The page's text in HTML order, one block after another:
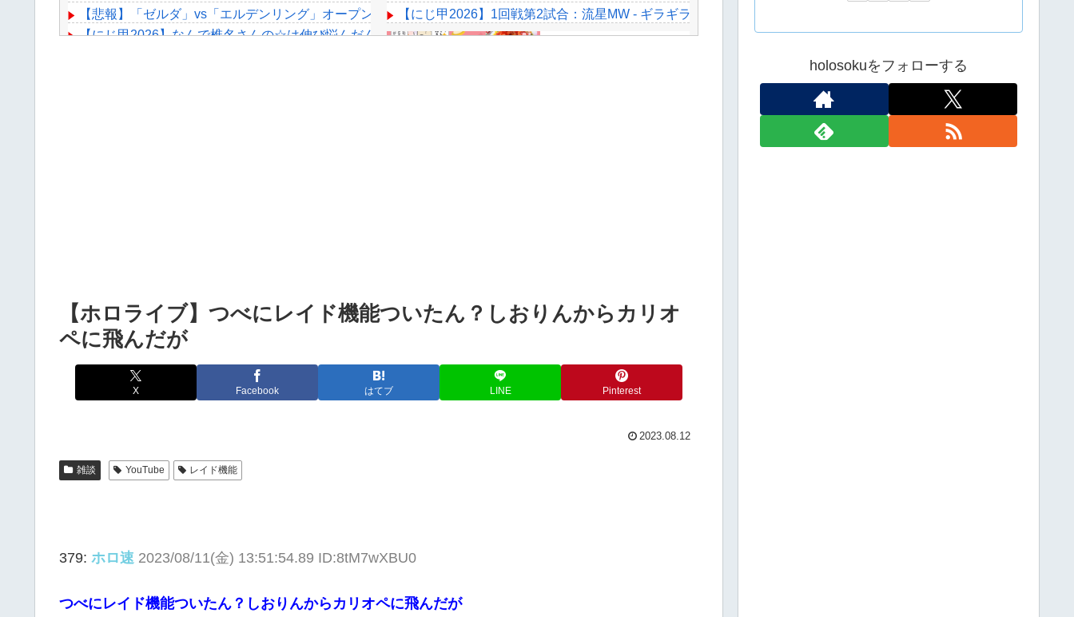
【悲報】「ゼルダ」vs「エルデンリング」オープンワールド議論で大荒れwwwwww
【にじ甲2026】なんで椎名さんの☆は伸び悩んだんや？
【にじ甲2026】1回戦第2試合：流星MW - ギラギラホスト！ミルキーウェイうお
【ホロライブ】つべにレイド機能ついたん？しおりんからカリオ
ペに飛んだが
X Facebook はてブ LINE Pinterest
2023.08.12
雑談 YouTube レイド機能
379: ホロ速 2023/08/11(金) 13:51:54.89 ID:8tM7wXBU0
つべにレイド機能ついたん？しおりんからカリオペに飛んだが
holosokuをフォローする